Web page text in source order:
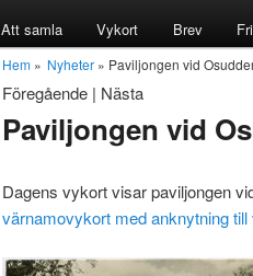
Att samla Vykort Brev
Hem » Nyheter » Paviljongen vid
Föregående | Nästa
Paviljongen vid
Dagens vykort visar paviljongen
värnamovykort med anknytning till